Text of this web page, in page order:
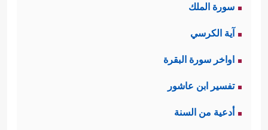
سورة الملك
آية الكرسي
اواخر سورة البقرة
تفسير ابن عاشور
أدعية من السنة